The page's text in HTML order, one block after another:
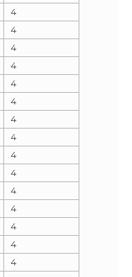
4
4
4
4
4
4
4
4
4
4
4
4
4
4
4